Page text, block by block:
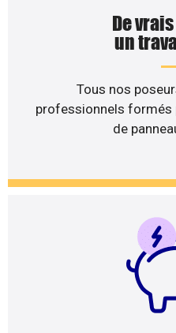
De
un
Tous nos
professionnels formés
de